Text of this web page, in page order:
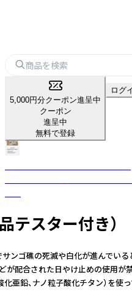
5,000円分クーポン進呈中
クーポン
進呈中
無料で登録
ログ
スター付き）
ゴ礁の死滅や白化が進
配合された日やけ止め
ナノ粒子酸化チタン）